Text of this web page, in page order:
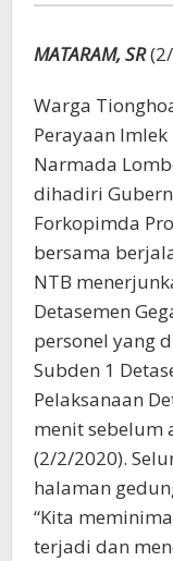
MATARAM, SR
Warga
Perayaan
Narmada
dihadiri
Forkopimda
bersama
NTB
Detasemen
personel yang
Subden 1
Pelaksanaan
menit sebelum
(2/2/2020).
halaman
“Kita
terjadi dan